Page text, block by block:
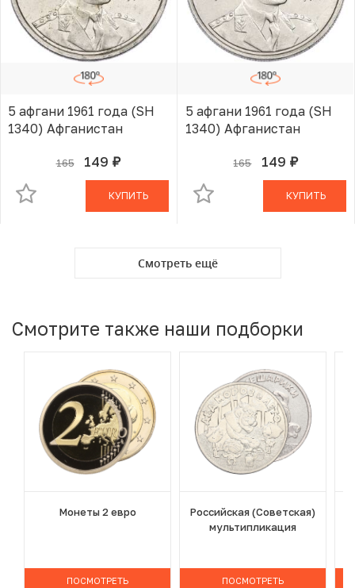
5 афгани 1961 года (SH
1340) Афганистан
165 149 руб.
В КОРЗИНЕ
КУПИТЬ
5 афгани 1961 года (SH
1340) Афганистан
165 149 руб.
В КОРЗИНЕ
КУПИТЬ
Смотреть ещё
Смотрите также наши подборки
Монеты 2 евро
ПОСМОТРЕТЬ
Российская (Советская)
мультипликация
ПОСМОТРЕТЬ